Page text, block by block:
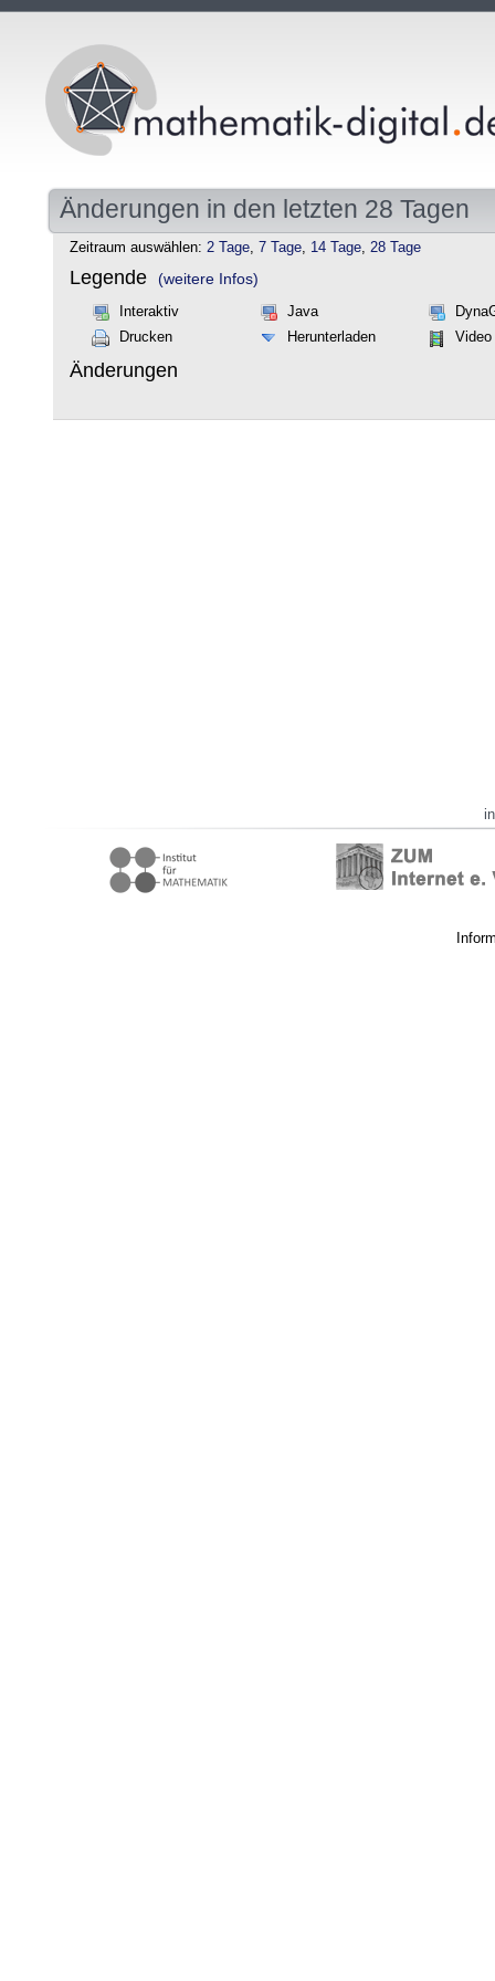
Änderungen in den letzten 28 Tagen
Zeitraum auswählen: 2 Tage, 7 Tage, 14 Tage, 28 Tage
Legende (weitere Infos)
Interaktiv Java
Drucken
Herunterladen Video
Änderungen